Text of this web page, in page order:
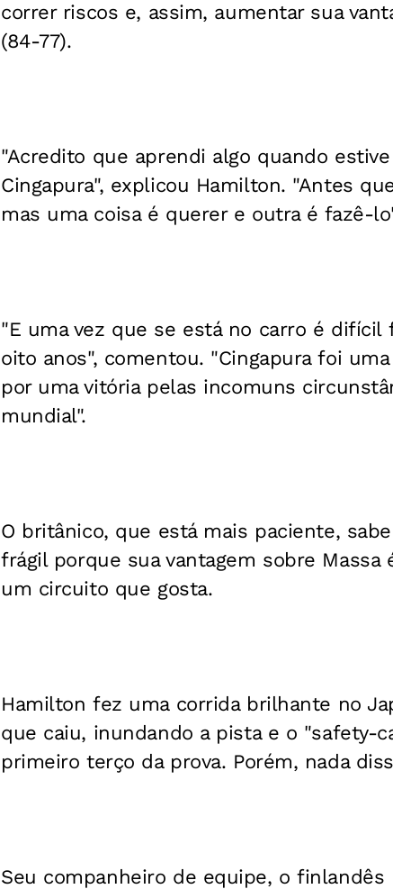
correr riscos e, assim, aumentar sua
(84-77).
"Acredito que aprendi algo quando
Cingapura", explicou Hamilton. "Antes
mas uma coisa é querer e outra é fazê-
"E uma vez que se está no carro é
oito anos", comentou. "Cingapura foi
por uma vitória pelas incomuns
mundial".
O britânico, que está mais paciente,
frágil porque sua vantagem sobre
um circuito que gosta.
Hamilton fez uma corrida brilhante no
que caiu, inundando a pista e o "safety-
primeiro terço da prova. Porém, nada
Seu companheiro de equipe, o finlandês